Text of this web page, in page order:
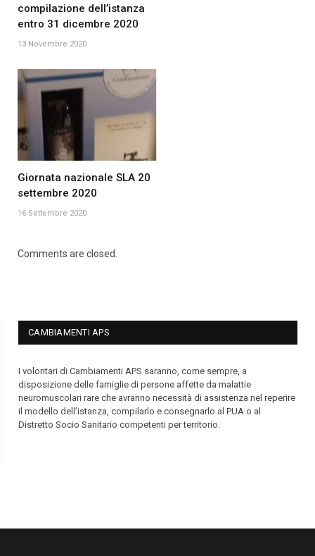
compilazione dell’istanza
entro 31 dicembre 2020
13 Novembre 2020
Giornata nazionale SLA 20
settembre 2020
16 Settembre 2020
Comments are closed.
CAMBIAMENTI APS
I volontari di Cambiamenti APS saranno, come sempre, a
disposizione delle famiglie di persone affette da malattie
neuromuscolari rare che avranno necessità di assistenza nel reperire
il modello dell’istanza, compilarlo e consegnarlo al PUA o al
Distretto Socio Sanitario competenti per territorio.